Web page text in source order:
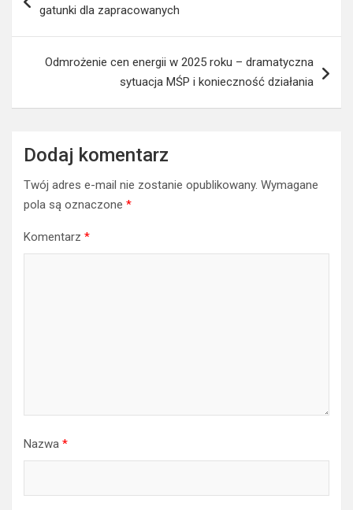
gatunki dla zapracowanych
Odmrożenie cen energii w 2025 roku – dramatyczna
sytuacja MŚP i konieczność działania
Dodaj komentarz
Twój adres e-mail nie zostanie opublikowany. Wymagane
pola są oznaczone *
Komentarz *
Nazwa *